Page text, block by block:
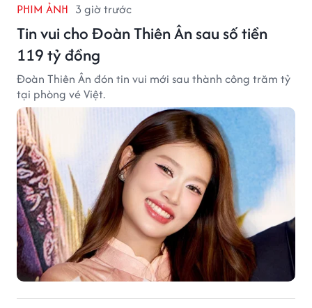
PHIM ẢNH 3 giờ trước
Tin vui cho Đoàn Thiên Ân sau số tiền
119 tỷ đồng
Đoàn Thiên Ân đón tin vui mới sau thành công trăm tỷ
tại phòng vé Việt.